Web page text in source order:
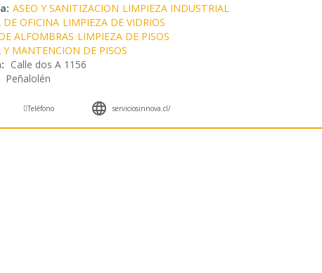
ASEO Y SANITIZACION LIMPIEZA INDUSTRIAL
DE OFICINA LIMPIEZA DE VIDRIOS
ALFOMBRAS LIMPIEZA DE PISOS
Y MANTENCION DE PISOS
Calle dos A 1156
Peñalolén
Teléfono  serviciosinnova.cl/